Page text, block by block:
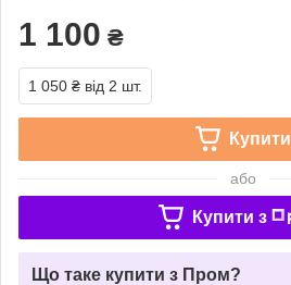
1 100 ₴
1 050 ₴ від 2 шт.
Купити
або
Купити з
Що таке купити з Пром?